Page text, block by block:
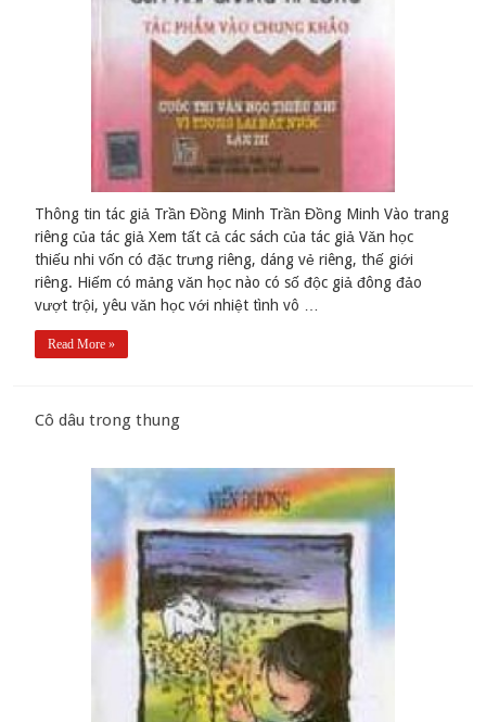
Thông tin tác giả Trần Đồng Minh Trần Đồng Minh Vào trang
riêng của tác giả Xem tất cả các sách của tác giả Vǎn học
thiếu nhi vốn có đặc trưng riêng, dáng vẻ riêng, thế giới
riêng. Hiếm có mảng vǎn học nào có số độc giả đông đảo
vượt trội, yêu vǎn học với nhiệt tình vô …
Read More »
Cô dâu trong thung